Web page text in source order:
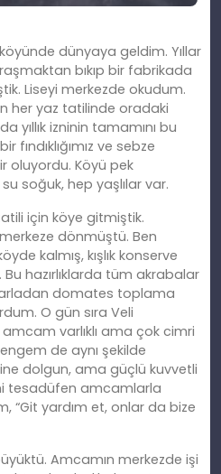
dünyaya geldim. Yıllar
bıkıp bir fabrikada
Liseyi merkezde okudum.
her yaz tatilinde oradaki
yıllık izninin tamamını bu
fındıklığımız ve sebze
oluyordu. Köyü pek
soğuk, hep yaşlılar var.
için köye gitmiştik.
merkeze dönmüştü. Ben
kalmış, kışlık konserve
Bu hazırlıklarda tüm akrabalar
domates toplama
O gün sıra Veli
varlıklı ama çok cimri
de aynı şekilde
dolgun, ama güçlü kuvvetli
tesadüfen amcamlarla
“Git yardım et, onlar da bize
Amcamın merkezde işi